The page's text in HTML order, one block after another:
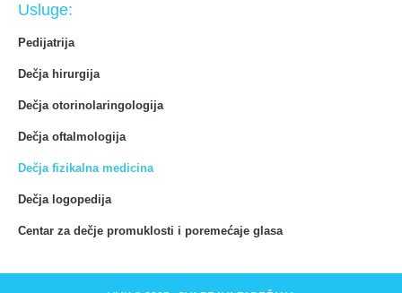
Usluge:
Pedijatrija
Dečja hirurgija
Dečja otorinolaringologija
Dečja oftalmologija
Dečja fizikalna medicina
Dečja logopedija
Centar za dečje promuklosti i poremećaje glasa